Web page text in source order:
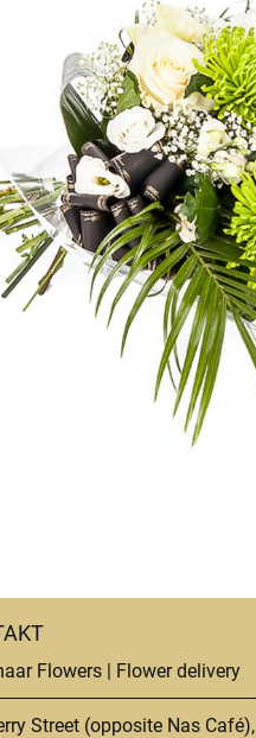
Flowers | Flower delivery
Street (opposite Nas Café),